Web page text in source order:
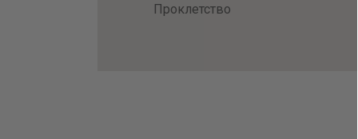
Проклетство